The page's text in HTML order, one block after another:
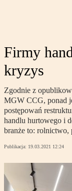
Firmy
kryzys
Zgodnie z
MGW CCG, ponad
postępowań
handlu hurtowego i
branże to: rolnictwo,
Publikacja: 19.03.2021 12:24